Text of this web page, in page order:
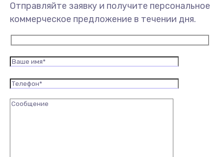
Отправляйте заявку и получите персональное
коммерческое предложение в течении дня.